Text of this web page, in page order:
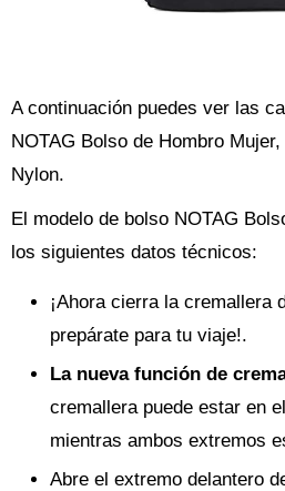
A continuación puedes ver las
NOTAG Bolso de Hombro
Nylon.
El modelo de bolso NOTAG
los siguientes datos técnicos:
¡Ahora cierra la cremallera
prepárate para tu viaje!.
La nueva función de
cremallera puede estar en
mientras ambos extremos
Abre el extremo delantero